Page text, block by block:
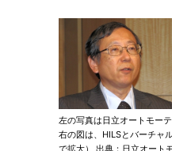
左の写真は日立オートモー
右の図は、HILSとバーチャ
で拡大） 出典：日立オート